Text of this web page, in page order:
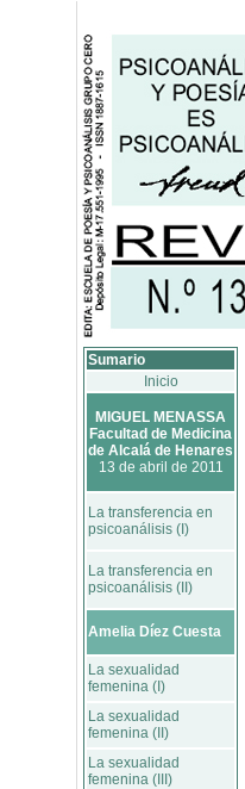
Sumario
Inicio
MIGUEL MENASSA
Facultad de Medicina
de Alcalá de Henares
13 de abril de 2011
La transferencia en
psicoanálisis (I)
La transferencia en
psicoanálisis (II)
Amelia Díez Cuesta
La sexualidad
femenina (I)
La sexualidad
femenina (II)
La sexualidad
femenina (III)